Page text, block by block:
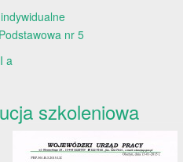
nr 5
a
szkoleniowa